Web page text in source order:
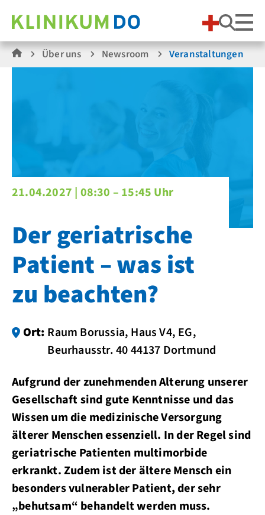
Über uns Newsroom Veranstaltungen
21.04.2027 | 08:30 – 15:45 Uhr
Der geriatrische
Patient – was ist
zu beachten?
Ort: Raum Borussia, Haus V4, EG,
Beurhausstr. 40 44137 Dortmund
Aufgrund der zunehmenden Alterung unserer
Gesellschaft sind gute Kenntnisse und das
Wissen um die medizinische Versorgung
älterer Menschen essenziell. In der Regel sind
geriatrische Patienten multimorbide
erkrankt. Zudem ist der ältere Mensch ein
besonders vulnerabler Patient, der sehr
„behutsam“ behandelt werden muss.